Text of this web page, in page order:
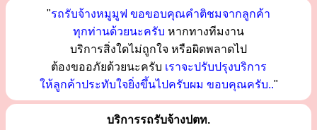
"รถรับจ้างหมูมูฟ ขอขอบคุณคำติชมจากลูกค้า
ทุกท่านด้วยนะครับ หากทางทีมงาน
บริการสิ่งใดไม่ถูกใจ หรือผิดพลาดไป
ต้องขออภัยด้วยนะครับ เราจะปรับปรุงบริการ
ให้ลูกค้าประทับใจยิ่งขึ้นไปครับผม ขอบคุณครับ.."
บริการรถรับจ้างปตท.